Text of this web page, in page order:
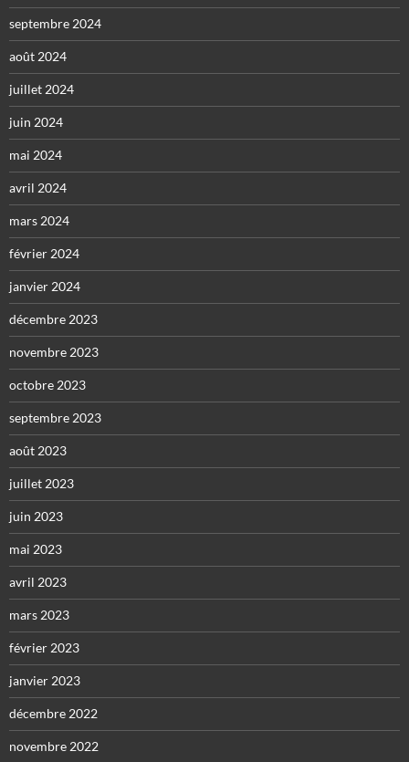
septembre 2024
août 2024
juillet 2024
juin 2024
mai 2024
avril 2024
mars 2024
février 2024
janvier 2024
décembre 2023
novembre 2023
octobre 2023
septembre 2023
août 2023
juillet 2023
juin 2023
mai 2023
avril 2023
mars 2023
février 2023
janvier 2023
décembre 2022
novembre 2022